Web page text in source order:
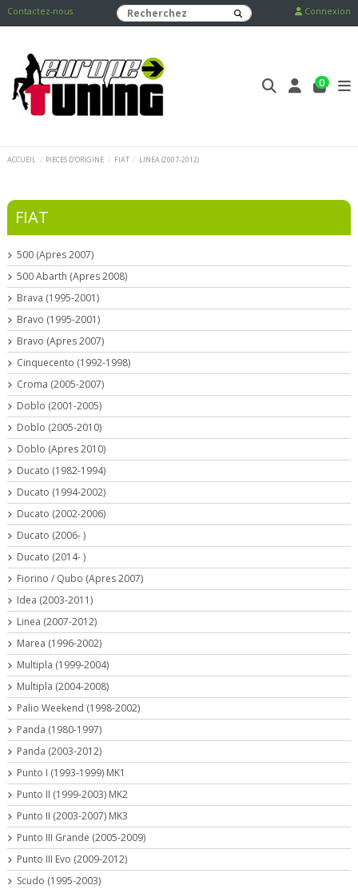
Contactez-nous Connexion
0
ACCUEIL PIECES D'ORIGINE FIAT LINEA (2007-2012)
FIAT
500 (Apres 2007)
500 Abarth (Apres 2008)
Brava (1995-2001)
Bravo (1995-2001)
Bravo (Apres 2007)
Cinquecento (1992-1998)
Croma (2005-2007)
Doblo (2001-2005)
Doblo (2005-2010)
Doblo (Apres 2010)
Ducato (1982-1994)
Ducato (1994-2002)
Ducato (2002-2006)
Ducato (2006- )
Ducato (2014- )
Fiorino / Qubo (Apres 2007)
Idea (2003-2011)
Linea (2007-2012)
Marea (1996-2002)
Multipla (1999-2004)
Multipla (2004-2008)
Palio Weekend (1998-2002)
Panda (1980-1997)
Panda (2003-2012)
Punto I (1993-1999) MK1
Punto II (1999-2003) MK2
Punto II (2003-2007) MK3
Punto III Grande (2005-2009)
Punto III Evo (2009-2012)
Scudo (1995-2003)